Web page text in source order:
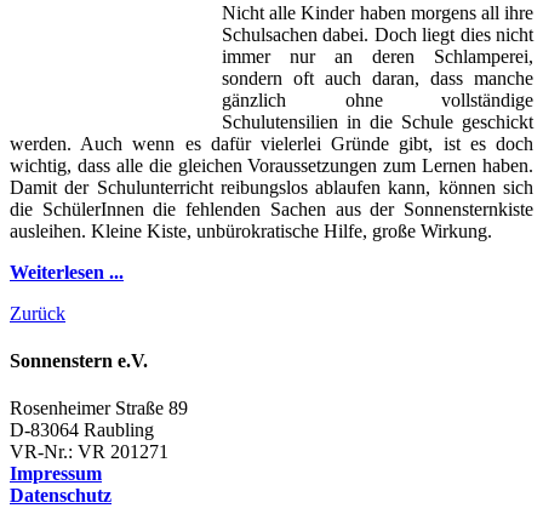
Nicht alle Kinder haben morgens all ihre
Schulsachen dabei. Doch liegt dies nicht
immer nur an deren Schlamperei,
sondern oft auch daran, dass manche
gänzlich ohne vollständige
Schulutensilien in die Schule geschickt
werden. Auch wenn es dafür vielerlei Gründe gibt, ist es doch
wichtig, dass alle die gleichen Voraussetzungen zum Lernen haben.
Damit der Schulunterricht reibungslos ablaufen kann, können sich
die SchülerInnen die fehlenden Sachen aus der Sonnensternkiste
ausleihen. Kleine Kiste, unbürokratische Hilfe, große Wirkung.
Weiterlesen ...
Zurück
Sonnenstern e.V.
Rosenheimer Straße 89
D-83064 Raubling
VR-Nr.: VR 201271
Impressum
Datenschutz